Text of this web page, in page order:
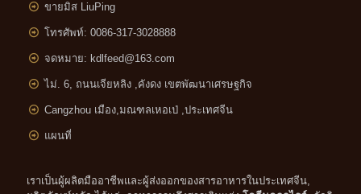
ขายมิส LiuPing
โทรศัพท์: 0086-317-3028888
จดหมาย: kdlfeed@163.com
ไม่. 6, ถนนเจียหลิง ,คังดง เขตพัฒนาเศรษฐกิจ
Cangzhou เมือง,มณฑลเหอเป่ ,ประเทศจีน
แผนที่
เราเป็นผู้ผลิตมืออาชีพและผู้ส่งออกของสารอาหารในประเทศจีน,